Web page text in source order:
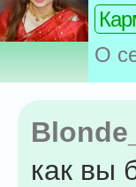
О
Blonde_
как вы